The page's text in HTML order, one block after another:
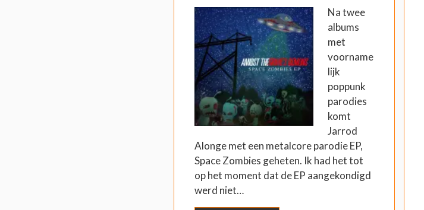
Na twee
albums
met
voorname
lijk
poppunk
parodies
komt
Jarrod
Alonge met een metalcore parodie EP,
Space Zombies geheten. Ik had het tot
op het moment dat de EP aangekondigd
werd niet…